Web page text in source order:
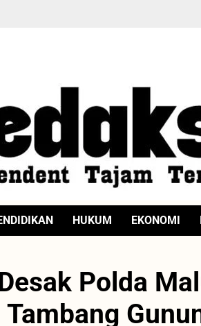
HUKUM EKONOMI
Polda